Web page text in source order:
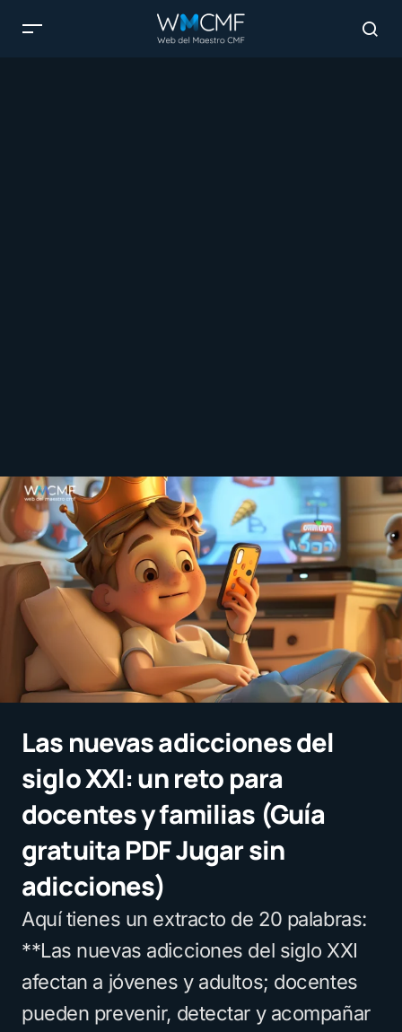
Las nuevas adicciones del
siglo XXI: un reto para
docentes y familias (Guía
gratuita PDF Jugar sin
adicciones)
Aquí tienes un extracto de 20 palabras:
**Las nuevas adicciones del siglo XXI
afectan a jóvenes y adultos; docentes
pueden prevenir, detectar y acompañar